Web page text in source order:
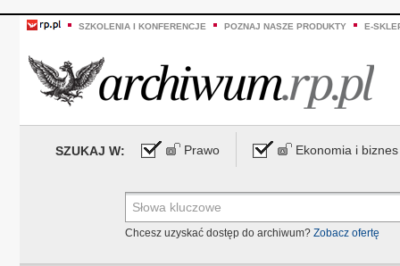
SZKOLENIA I KONFERENCJE POZNAJ NASZE PRODUKTY E-
SZUKAJ W: Prawo Ekonomia i biznes
Chcesz uzyskać dostęp do archiwum? Zobacz ofertę